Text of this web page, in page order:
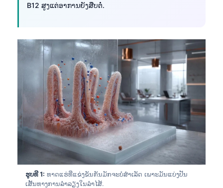
B12 ສູງແຕ່ອາການຍັງສືບຕໍ່.
ຮູບທີ 1: ທາດແຮ່ທີ່ແຂ່ງຂັນກັນມັກຈະບໍ່ສຳເລັດ ເພາະມັນແບ່ງປັນ
ເສັ້ນທາງການລຳລຽງໃນລຳໄສ້.